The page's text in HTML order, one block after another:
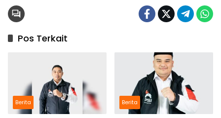
Pos Terkait
Berita Berita